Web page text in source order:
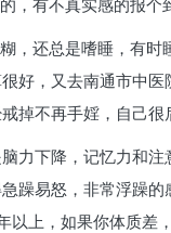
有不真实感的报个
，还总是嗜睡，有
好，又去南通市中
掉不再手婬，自己很
力下降，记忆力和
躁易怒，非常浮躁
上，如果你体质差